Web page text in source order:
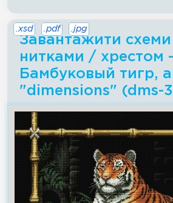
Завантажити
нитками / хрестом -
Бамбуковый тигр,
"dimensions" (dms-
.xsd .pdf .jpg